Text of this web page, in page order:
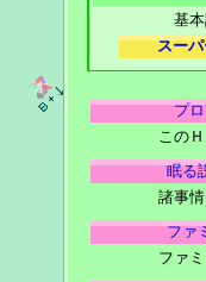
基
スー
プ
このＨＰ作
眠る
諸事情により
ファ
ファミコンの